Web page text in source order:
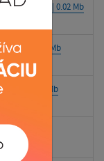
| DOCX | 0.02 Mb
| DOCX | 0.02 Mb
| PDF | 0.22 Mb